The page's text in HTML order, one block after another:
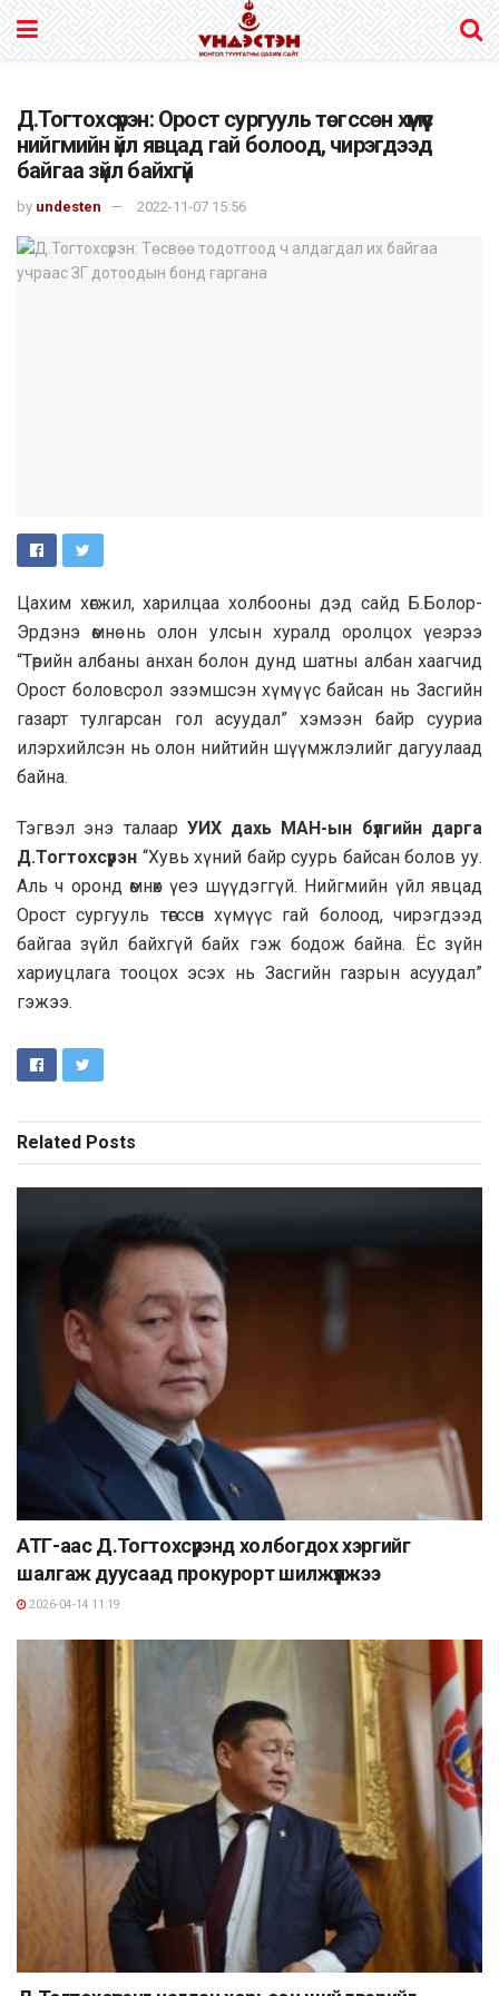
Д.Тогтохсүрэн: Орост сургууль төгссөн хүмүүс
нийгмийн үйл явцад гай болоод, чирэгдээд
байгаа зүйл байхгүй
by undesten 2022-11-07 15:56
Цахим хөгжил, харилцаа холбооны дэд сайд Б.Болор-
Эрдэнэ өмнө нь олон улсын хуралд оролцох үеэрээ
“Төрийн албаны анхан болон дунд шатны албан хаагчид
Орост боловсрол эзэмшсэн хүмүүс байсан нь Засгийн
газарт тулгарсан гол асуудал” хэмээн байр сууриа
илэрхийлсэн нь олон нийтийн шүүмжлэлийг дагуулаад
байна.
Тэгвэл энэ талаар УИХ дахь МАН-ын бүлгийн дарга
Д.Тогтохсүрэн “Хувь хүний байр суурь байсан болов уу.
Аль ч оронд өмнөх үеэ шүүдэггүй. Нийгмийн үйл явцад
Орост сургууль төгссөн хүмүүс гай болоод, чирэгдээд
байгаа зүйл байхгүй байх гэж бодож байна. Ёс зүйн
хариуцлага тооцох эсэх нь Засгийн газрын асуудал”
гэжээ.
Related Posts
АТГ-аас Д.Тогтохсүрэнд холбогдох хэргийг
шалгаж дуусаад прокурорт шилжүүлжээ
2026-04-14 11:19